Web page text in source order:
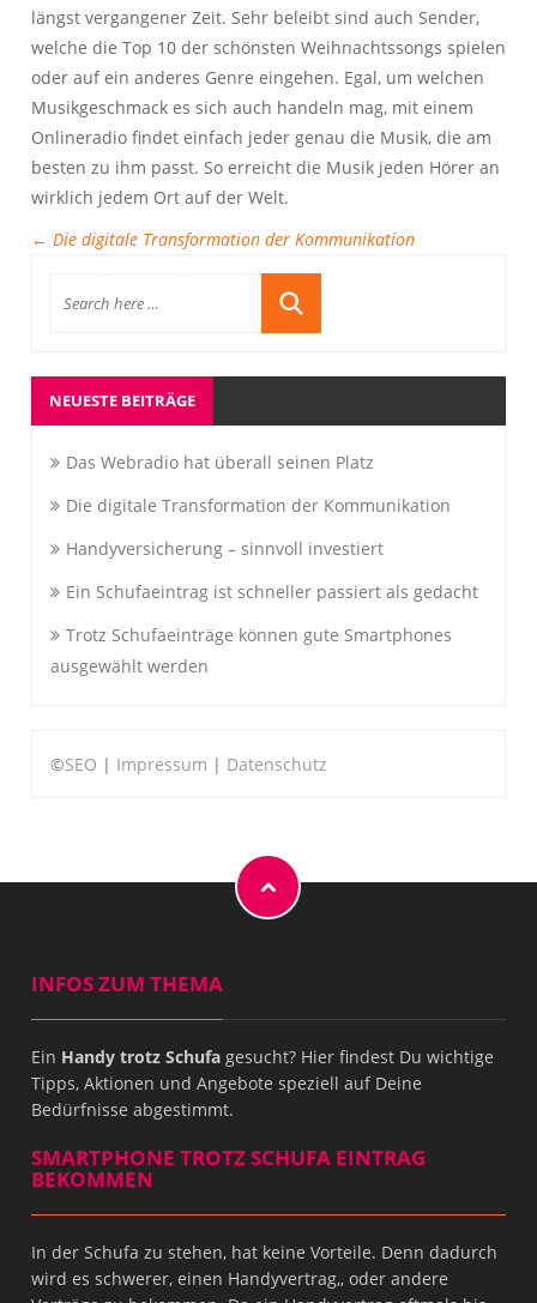
längst vergangener Zeit. Sehr beleibt sind auch Sender,
welche die Top 10 der schönsten Weihnachtssongs spielen
oder auf ein anderes Genre eingehen. Egal, um welchen
Musikgeschmack es sich auch handeln mag, mit einem
Onlineradio findet einfach jeder genau die Musik, die am
besten zu ihm passt. So erreicht die Musik jeden Hörer an
wirklich jedem Ort auf der Welt.
← Die digitale Transformation der Kommunikation
NEUESTE BEITRÄGE
Das Webradio hat überall seinen Platz
Die digitale Transformation der Kommunikation
Handyversicherung – sinnvoll investiert
Ein Schufaeintrag ist schneller passiert als gedacht
Trotz Schufaeinträge können gute Smartphones
ausgewählt werden
©SEO | Impressum | Datenschutz
INFOS ZUM THEMA
Ein Handy trotz Schufagesucht? Hier findest Du wichtige
Tipps, Aktionen und Angebote speziell auf Deine
Bedürfnisse abgestimmt.
SMARTPHONE TROTZ SCHUFA EINTRAG
BEKOMMEN
In der Schufa zu stehen, hat keine Vorteile. Denn dadurch
wird es schwerer, einen Handyvertrag,, oder andere